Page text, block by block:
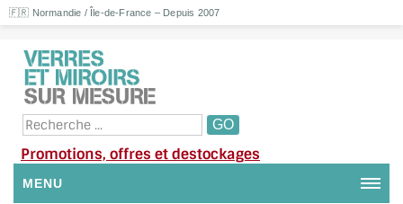
🇫🇷 Normandie / Île-de-France – Depuis 2007
Promotions, offres et destockages
MENU